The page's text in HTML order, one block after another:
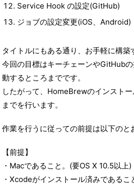
Service Hook の設定(GitHub)
ジョブの設定変更(iOS、Android)
タイトルにもある通り、お手軽に構
今回の目標はキーチェーンやGitHub
動するところまでです。
したがって、HomeBrewのインスト
までを行います。
作業を行うに従っての前提は以下のと
【前提】
・Macであること。(要OS X 10.5以上)
・Xcodeがインストール済みであるこ